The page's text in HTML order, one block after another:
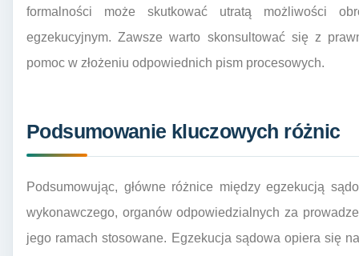
formalności może skutkować utratą możliwości
egzekucyjnym. Zawsze warto skonsultować się z
pomoc w złożeniu odpowiednich pism procesowych.
Podsumowanie kluczowych różnic
Podsumowując, główne różnice między egzekucją
wykonawczego, organów odpowiedzialnych za
jego ramach stosowane. Egzekucja sądowa opiera się